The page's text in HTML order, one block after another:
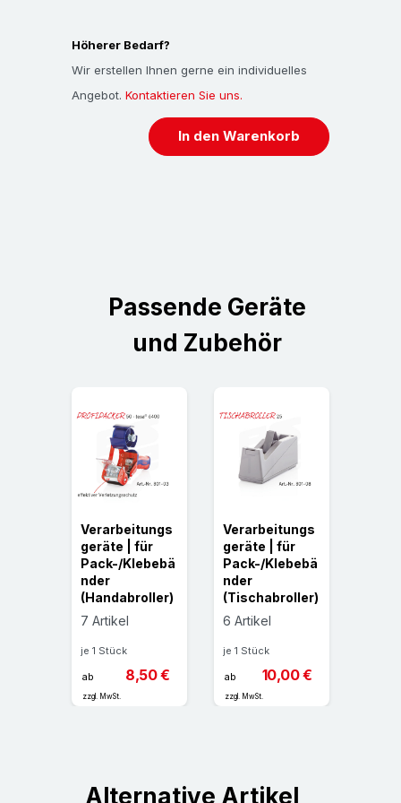
Informationen, Aussagen und Empfehlungen
werden von uns nach bestem Wissen und
praktischen Erfahrungen erteit. Für die Richtigkeit
der Empfehlungen bzw. Aussagen können wir
ausdrücklich keinerlei Garantien übernehmen und
bezüglich Einsatzzweck sowie deren Anforderung
Höherer Bedarf?
Wir erstellen Ihnen gerne ein individuelles
Angebot. Kontaktieren Sie uns.
In den Warenkorb
Passende Geräte
und Zubehör
Verarbeitungs
geräte | für
Pack-/Klebebä
nder
(Handabroller)
7 Artikel
je 1 Stück
ab 8,50 €
zzgl. MwSt.
Verarbeitungs
geräte | für
Pack-/Klebebä
nder
(Tischabroller)
6 Artikel
je 1 Stück
ab 10,00 €
zzgl. MwSt.
Alternative Artikel